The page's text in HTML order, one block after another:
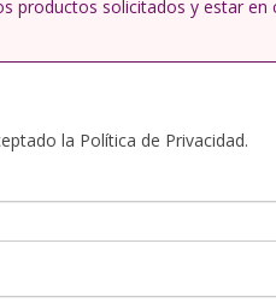
productos solicitados y estar
la Política de Privacidad.